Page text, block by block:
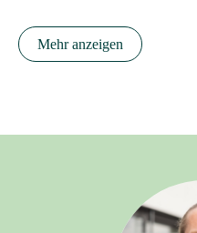
Allgemeine Fragen
Mehr anzeigen